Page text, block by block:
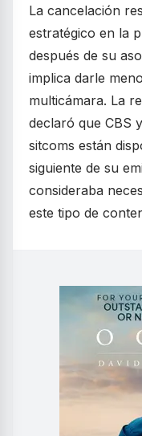
La cancelación
estratégico en la
después de su
implica darle
multicámara. La
declaró que CBS
sitcoms están
siguiente de su
consideraba
este tipo de